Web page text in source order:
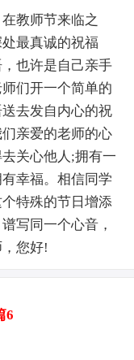
教师节来临之
最真诚的祝福
也许是自己亲手
们开一个简单的
去发自内心的祝
亲爱的老师的心
关心他人;拥有一
幸福。相信同学
特殊的节日增添
写同一个心音，
您好!
6